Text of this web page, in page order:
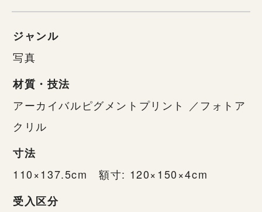
ジャンル
写真
材質・技法
アーカイバルピグメントプリント ／フォトア
クリル
寸法
110×137.5cm 額寸: 120×150×4cm
受入区分